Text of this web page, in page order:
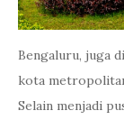
Bengaluru, juga
kota
Selain menjadi